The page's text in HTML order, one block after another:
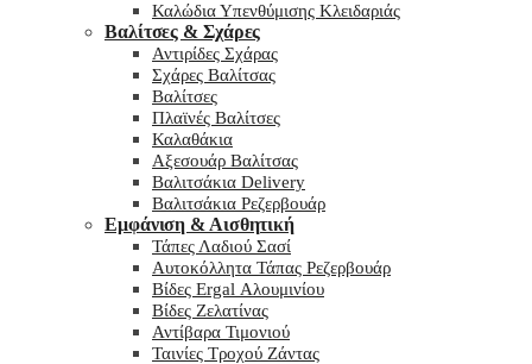
Καλώδια Υπενθύμισης Κλειδαριάς
Βαλίτσες & Σχάρες
Αντιρίδες Σχάρας
Σχάρες Βαλίτσας
Βαλίτσες
Πλαϊνές Βαλίτσες
Καλαθάκια
Αξεσουάρ Βαλίτσας
Βαλιτσάκια Delivery
Βαλιτσάκια Ρεζερβουάρ
Εμφάνιση & Αισθητική
Τάπες Λαδιού Σασί
Αυτοκόλλητα Τάπας Ρεζερβουάρ
Βίδες Ergal Αλουμινίου
Βίδες Ζελατίνας
Αντίβαρα Τιμονιού
Ταινίες Τροχού Ζάντας